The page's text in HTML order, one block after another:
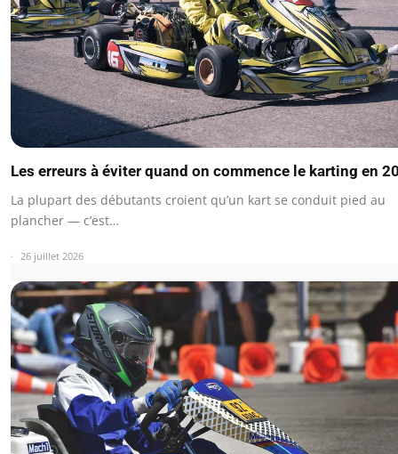
Les erreurs à éviter quand on commence le karting en
La plupart des débutants croient qu’un kart se conduit pied au
plancher — c’est…
26 juillet 2026